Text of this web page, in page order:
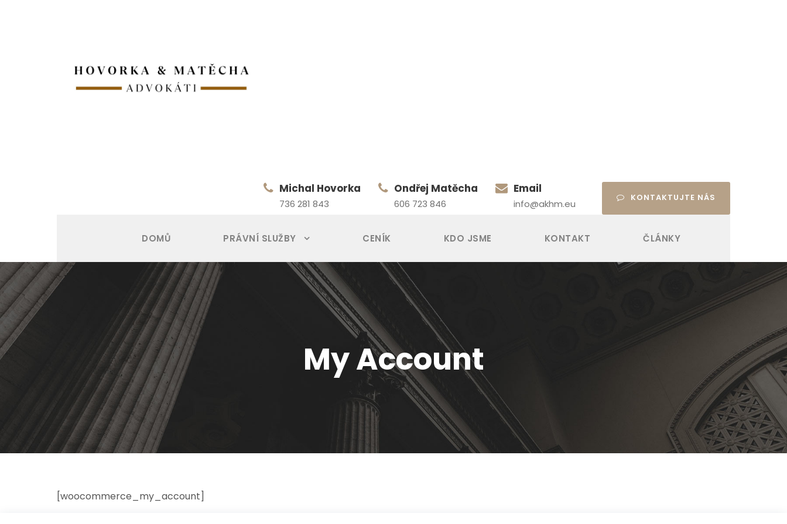
Michal Hovorka
736 281 843
Ondřej Matěcha
606 723 846
Email
info@akhm.eu
KONTAKTUJTE NÁS
DOMŮ PRÁVNÍ SLUŽBY CENÍK KDO JSME KONTAKT ČLÁNKY
My Account
[woocommerce_my_account]